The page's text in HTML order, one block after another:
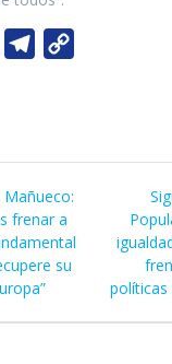
W
g
r
a
m
L
Mañueco:
frenar a
su
políticas